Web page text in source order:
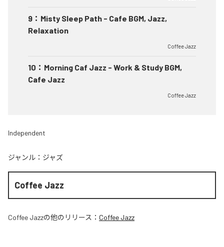
9 ： Misty Sleep Path - Cafe BGM, Jazz,
Relaxation
Coffee Jazz
10 ： Morning Caf Jazz - Work & Study BGM,
Cafe Jazz
Coffee Jazz
Independent
ジャンル： ジャズ
Coffee Jazz
Coffee Jazzの他のリリース： Coffee Jazz